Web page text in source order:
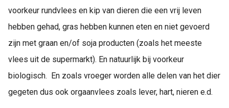
voorkeur rundvlees en kip van dieren die een vrij leven
hebben gehad, gras hebben kunnen eten en niet gevoerd
zijn met graan en/of soja producten (zoals het meeste
vlees uit de supermarkt). En natuurlijk bij voorkeur
biologisch. En zoals vroeger worden alle delen van het dier
gegeten dus ook orgaanvlees zoals lever, hart, nieren e.d.